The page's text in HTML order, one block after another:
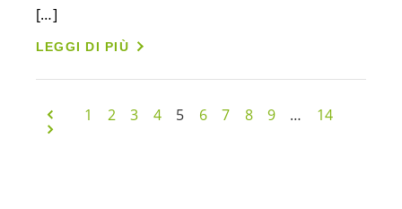
[…]
LEGGI DI PIÙ
1 2 3 4 5 6 7 8 9 … 14